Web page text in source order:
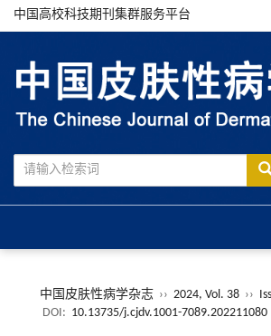
中国高校科技期刊集群服务平台
中国皮肤性病学杂志 ›› 2024, Vol. 38 ››
DOI: 10.13735/j.cjdv.1001-7089.202211080